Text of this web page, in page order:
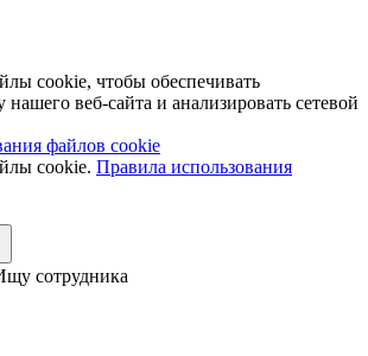
cookie, чтобы обеспечивать
веб-сайта и анализировать сетевой
файлов cookie
cookie. Правила использования
сотрудника